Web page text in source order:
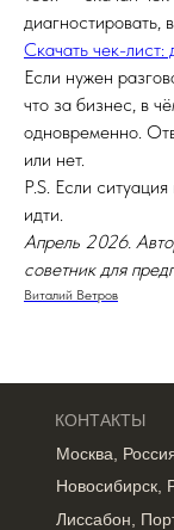
диагностировать,
Скачать чек-
Если нужен
что за бизнес, в
одновременно.
или нет.
P.S. Если
идти.
Апрель 2026.
советник для
Виталий Ветров
КОНТАКТЫ
Москва,
Новосибирск,
Лиссабон,